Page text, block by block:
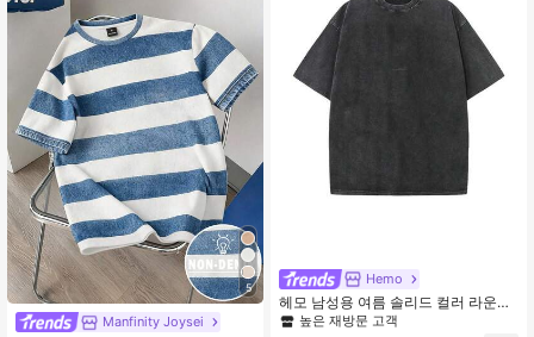
5
Manfinity Joysei
Hemo
헤모 남성용 여름 솔리드 컬러 라운드
넥 반팔 캐주얼 디스트레스드 워싱 티
높은 재방문 고객